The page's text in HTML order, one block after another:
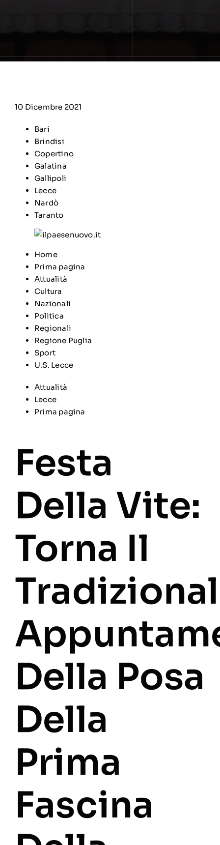
10 Dicembre 2021
Bari
Brindisi
Copertino
Galatina
Gallipoli
Lecce
Nardò
Taranto
Home
Prima pagina
Attualità
Cultura
Nazionali
Politica
Regionali
Regione Puglia
Sport
U.S. Lecce
Attualità
Lecce
Prima pagina
Festa
Della Vite:
Torna Il
Della Posa
Della
Prima
Fascina